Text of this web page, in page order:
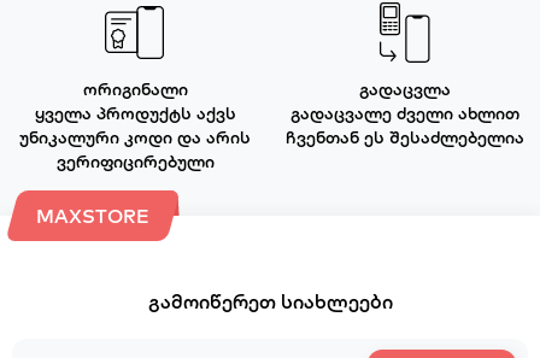
ორიგინალი
ყველა პროდუქტს აქვს
უნიკალური კოდი და არის
ვერიფიცირებული
გადაცვლა
გადაცვალე ძველი ახლით
ჩვენთან ეს შესაძლებელია
MAXSTORE
გამოიწერეთ სიახლეები